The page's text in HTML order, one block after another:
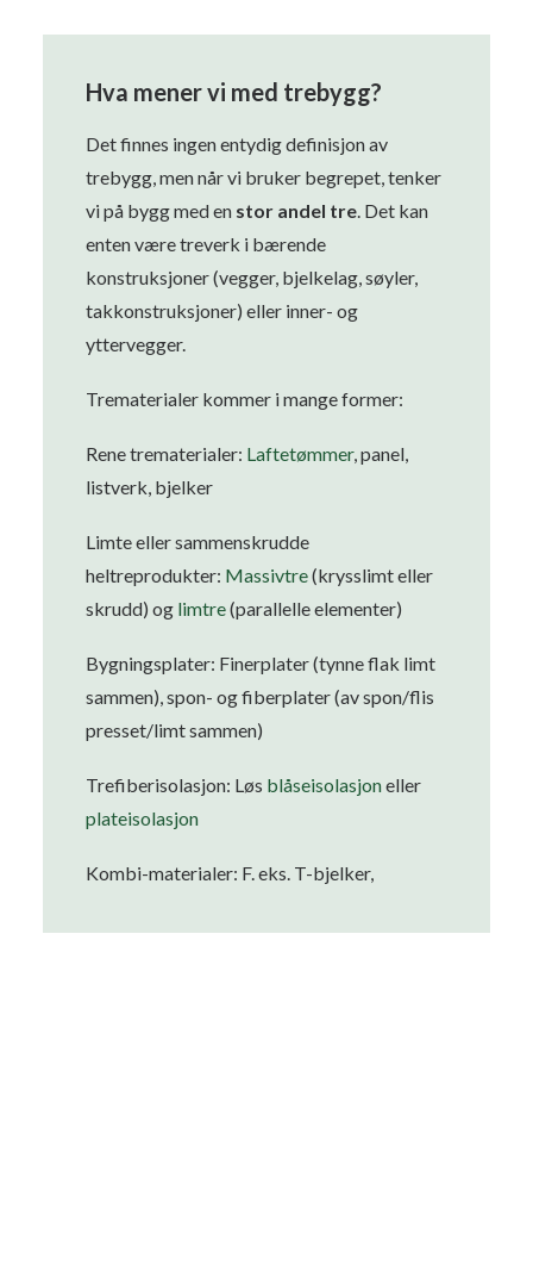
Hva mener vi med trebygg?
Det finnes ingen entydig definisjon av
trebygg, men når vi bruker begrepet, tenker
vi på bygg med en stor andel tre. Det kan
enten være treverk i bærende
konstruksjoner (vegger, bjelkelag, søyler,
takkonstruksjoner) eller inner- og
yttervegger.
Trematerialer kommer i mange former:
Rene trematerialer: Laftetømmer, panel,
listverk, bjelker
Limte eller sammenskrudde
heltreprodukter: Massivtre(krysslimt eller
skrudd) og limtre(parallelle elementer)
Bygningsplater: Finerplater (tynne flak limt
sammen), spon- og fiberplater (av spon/flis
presset/limt sammen)
Trefiberisolasjon: Løs blåseisolasjoneller
plateisolasjon
Kombi-materialer: F. eks. T-bjelker,